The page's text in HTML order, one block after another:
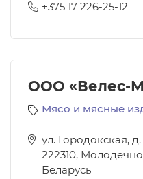
+375 17 226-25-12
ООО «Велес-
Мясо и мясные
ул. Городокская, д.
222310, Молодечно
Беларусь